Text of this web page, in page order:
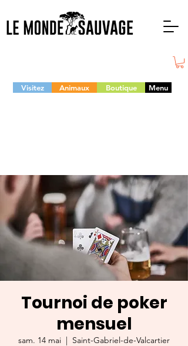
Visitez Animaux Boutique Menu
Tournoi de poker
mensuel
sam. 14 mai
  |
Saint-Gabriel-de-Valcartier